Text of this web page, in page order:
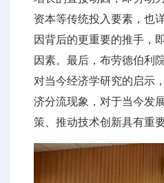
资本等传统投入要素，也
因背后的更重要的推手，
因素。最后，布劳德伯利
对当今经济学研究的启示
济分流现象，对于当今发
策、推动技术创新具有重